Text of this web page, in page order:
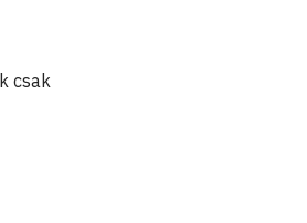
csak